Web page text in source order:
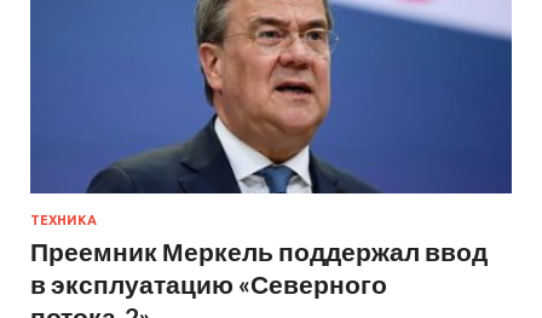
ТЕХНИКА
Преемник Меркель поддержал ввод
в эксплуатацию «Северного